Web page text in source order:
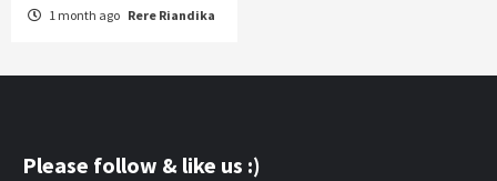
1 month ago Rere Riandika
Please follow & like us :)